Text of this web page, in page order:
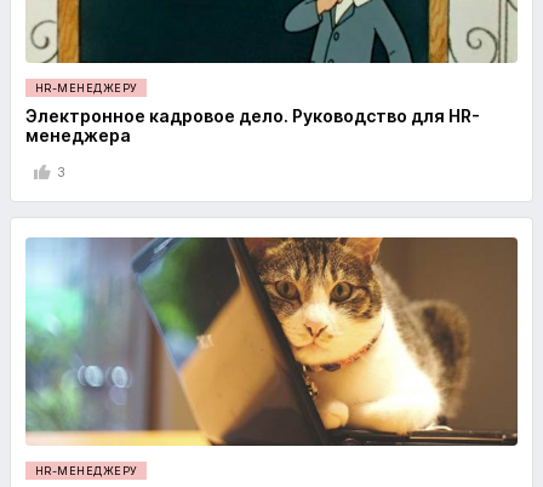
HR-МЕНЕДЖЕРУ
Электронное кадровое дело. Руководство для HR-
менеджера
3
HR-МЕНЕДЖЕРУ